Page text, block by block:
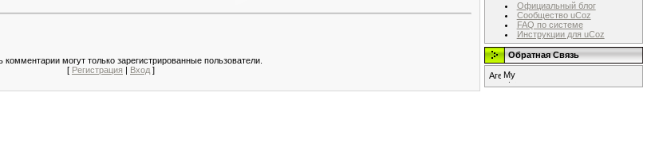
комментарии могут только зарегистрированные пользователи.
[ Регистрация | Вход ]
Официальный блог
Сообщество uCoz
FAQ по системе
Инструкции для uCoz
Обратная Связь